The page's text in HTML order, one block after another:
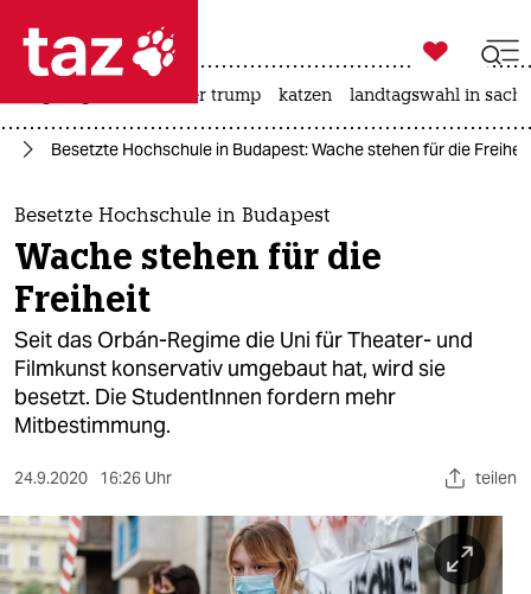
 taz zahl ich
taz zahl ich
themen
politik
öko
gesellschaft
kultur
sport
berlin
nord

taz zahl ich
usa unter trump katzen landtagswahl in
Besetzte Hochschule in Budapest: Wache stehen für die Freiheit
Besetzte Hochschule in Budapest
Wache stehen für die
Freiheit
Seit das Orbán-Regime die Uni für Theater- und
Filmkunst konservativ umgebaut hat, wird sie
besetzt. Die StudentInnen fordern mehr
Mitbestimmung.
24.9.2020 16:26 Uhr teilen